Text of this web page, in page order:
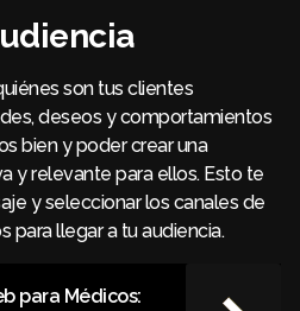
son tus clientes
deseos y comportamientos
bien y poder crear una
y relevante para ellos. Esto te
y seleccionar los canales de
para llegar a tu audiencia.
para Médicos: